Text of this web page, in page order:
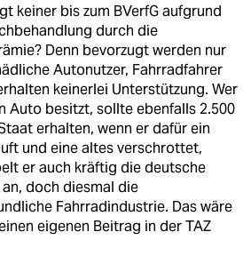
keiner bis zum BVerfG aufgrund
durch die
Denn bevorzugt werden nur
Autonutzer, Fahrradfahrer
keinerlei Unterstützung. Wer
Auto besitzt, sollte ebenfalls 2.500
erhalten, wenn er dafür ein
und eine altes verschrottet,
er auch kräftig die deutsche
doch diesmal die
Fahrradindustrie. Das wäre
eigenen Beitrag in der TAZ